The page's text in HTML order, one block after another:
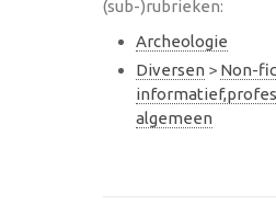
(sub-)rubrieken:
Archeologie
Diversen > Non-
algemeen